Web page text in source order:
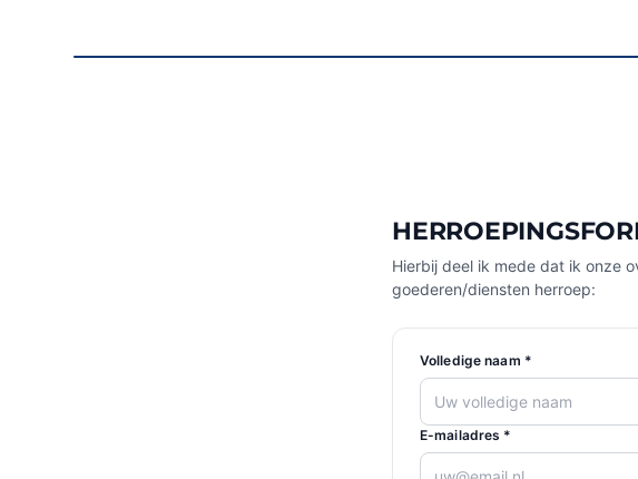
Hierbij deel ik mede dat ik onze
goederen/diensten herroep:
Volledige naam *
E-mailadres *